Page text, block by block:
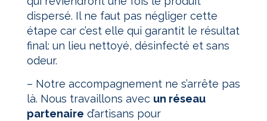
dispersé. Il ne faut pas négliger cette
étape car c’est elle qui garantit le résultat
final: un lieu nettoyé, désinfecté et sans
odeur.
– Notre accompagnement ne s’arrête pas
là. Nous travaillons avec un réseau
partenaire d’artisans pour